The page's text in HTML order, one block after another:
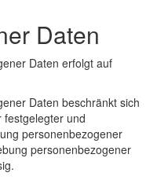
Daten
Daten erfolgt auf
Daten beschränkt sich
festgelegter und
personenbezogener
personenbezogener